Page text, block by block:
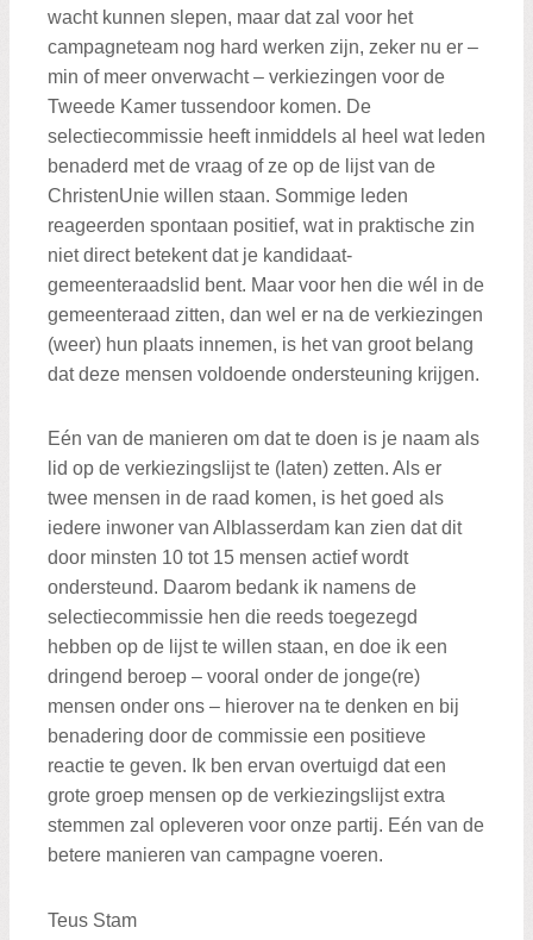
wacht kunnen slepen, maar dat zal voor het
campagneteam nog hard werken zijn, zeker nu er –
min of meer onverwacht – verkiezingen voor de
Tweede Kamer tussendoor komen. De
selectiecommissie heeft inmiddels al heel wat leden
benaderd met de vraag of ze op de lijst van de
ChristenUnie willen staan. Sommige leden
reageerden spontaan positief, wat in praktische zin
niet direct betekent dat je kandidaat-
gemeenteraadslid bent. Maar voor hen die wél in de
gemeenteraad zitten, dan wel er na de verkiezingen
(weer) hun plaats innemen, is het van groot belang
dat deze mensen voldoende ondersteuning krijgen.
Eén van de manieren om dat te doen is je naam als
lid op de verkiezingslijst te (laten) zetten. Als er
twee mensen in de raad komen, is het goed als
iedere inwoner van Alblasserdam kan zien dat dit
door minsten 10 tot 15 mensen actief wordt
ondersteund. Daarom bedank ik namens de
selectiecommissie hen die reeds toegezegd
hebben op de lijst te willen staan, en doe ik een
dringend beroep – vooral onder de jonge(re)
mensen onder ons – hierover na te denken en bij
benadering door de commissie een positieve
reactie te geven. Ik ben ervan overtuigd dat een
grote groep mensen op de verkiezingslijst extra
stemmen zal opleveren voor onze partij. Eén van de
betere manieren van campagne voeren.
Teus Stam